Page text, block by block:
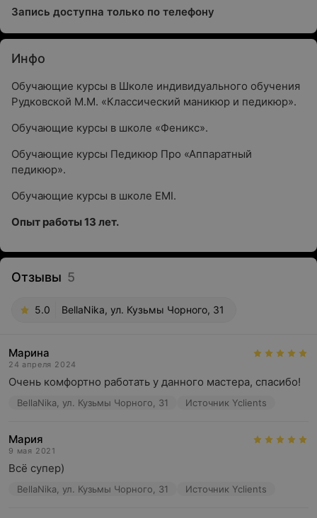
Запись доступна только по телефону
Инфо
Обучающие курсы в Школе индивидуального обучения
Рудковской М.М. «Классический маникюр и педикюр».
Обучающие курсы в школе «Феникс».
Обучающие курсы Педикюр Про «Аппаратный
педикюр».
Обучающие курсы в школе EMI.
Опыт работы 13 лет.
Отзывы 5
5.0 BellaNika, ул. Кузьмы Чорного, 31
Марина
24 апреля 2024
Очень комфортно работать у данного мастера, спасибо!
BellaNika, ул. Кузьмы Чорного, 31 Источник Yclients
Мария
9 мая 2021
Всё супер)
BellaNika, ул. Кузьмы Чорного, 31 Источник Yclients